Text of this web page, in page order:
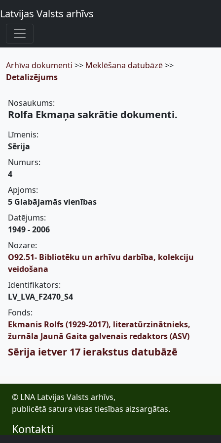
Latvijas Valsts arhīvs
Arhīva dokumenti >> Meklēšana datubāzē>>
Detalizējums
Nosaukums:
Rolfa Ekmaņa sakrātie dokumenti.
Līmenis:
Sērija
Numurs:
4
Apjoms:
5 Glabājamās vienības
Datējums:
1949 - 2006
Nozare:
O92.51- Bibliotēku un arhīvu darbība, kolekciju
veidošana
Identifikators:
LV_LVA_F2470_S4
Fonds:
Ekmanis Rolfs (1929-2017), literatūrzinātnieks,
žurnāla Jaunā Gaita galvenais redaktors (ASV)
Sērija ietver 17 ierakstus datubāzē
© LNA Latvijas Valsts arhīvs,
publicētā satura visas tiesības aizsargātas.
Kontakti